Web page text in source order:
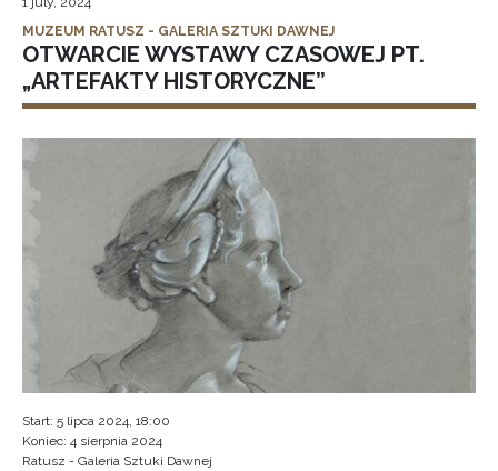
MUZEUM RATUSZ - GALERIA SZTUKI DAWNEJ
OTWARCIE WYSTAWY CZASOWEJ PT.
„ARTEFAKTY HISTORYCZNE”
Start: 5 lipca 2024, 18:00
Koniec: 4 sierpnia 2024
Ratusz - Galeria Sztuki Dawnej